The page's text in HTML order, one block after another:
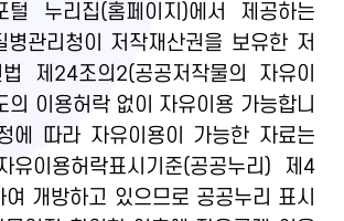
털 누리집(홈페이지)에서 제공하는
관리청이 저작재산권을 보유한 저
제24조의2(공공저작물의 자유이
의 이용허락 없이 자유이용 가능합니
에 따라 자유이용이 가능한 자료는
유이용허락표시기준(공공누리) 제4
여 개방하고 있으므로 공공누리 표시